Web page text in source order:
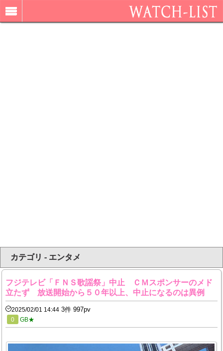
カテゴリ - エンタメ
フジテレビ「ＦＮＳ歌謡祭」中止 ＣＭスポンサーのメド
立たず 放送開始から５０年以上、中止になるのは異例
2025/02/01 14:44 3件 997pv
0 GB★